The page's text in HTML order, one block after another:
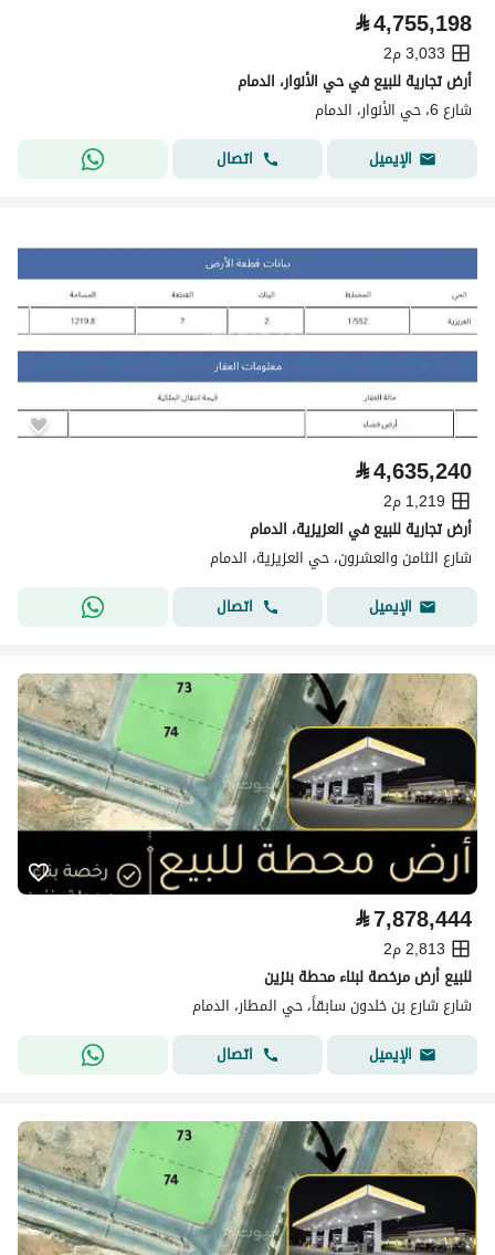
⃁4,755,198
3,033 م2
أرض تجارية للبيع في حي الأنوار، الدمام
شارع 6، حي الأنوار، الدمام
الإيميل
اتصال
⃁4,635,240
1,219 م2
أرض تجارية للبيع في العزيزية، الدمام
شارع الثامن والعشرون، حي العزيزية، الدمام
الإيميل
اتصال
⃁7,878,444
2,813 م2
للبيع أرض مرخصة لبناء محطة بنزين
شارع شارع بن خلدون سابقاً، حي المطار، الدمام
الإيميل
اتصال